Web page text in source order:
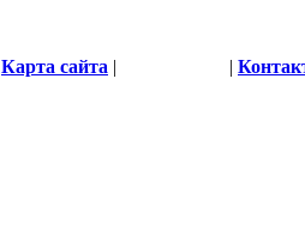
Карта сайта | |